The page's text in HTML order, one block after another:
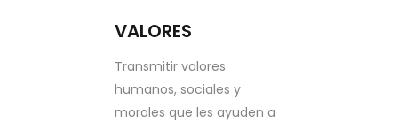
VALORES
Transmitir valores
humanos, sociales y
morales que les ayuden a